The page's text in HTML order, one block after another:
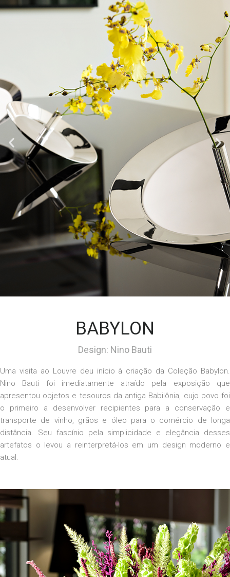
BABYLON
Design: Nino Bauti
Uma visita ao Louvre deu início à criação da Coleção Babylon.
Nino Bauti foi imediatamente atraído pela exposição que
apresentou objetos e tesouros da antiga Babilônia, cujo povo foi
o primeiro a desenvolver recipientes para a conservação e
transporte de vinho, grãos e óleo para o comércio de longa
distância. Seu fascínio pela simplicidade e elegância desses
artefatos o levou a reinterpretá-los em um design moderno e
atual.